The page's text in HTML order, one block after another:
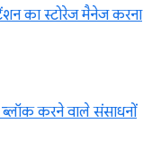
का स्टोरेज मैनेज करना
ब्लॉक करने वाले संसाधनों